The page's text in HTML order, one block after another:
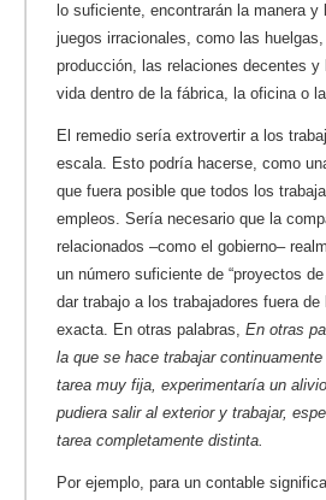
lo suficiente, encontrarán la manera
juegos irracionales, como las
producción, las relaciones decentes y
vida dentro de la fábrica, la oficina o
El remedio sería extrovertir a los
escala. Esto podría hacerse, como
que fuera posible que todos los
empleos. Sería necesario que la
relacionados –como el gobierno–
un número suficiente de “proyectos
dar trabajo a los trabajadores fuera
exacta. En otras palabras, En otras
la que se hace trabajar
tarea muy fija, experimentaría un
pudiera salir al exterior y trabajar,
tarea completamente distinta.
Por ejemplo, para un contable